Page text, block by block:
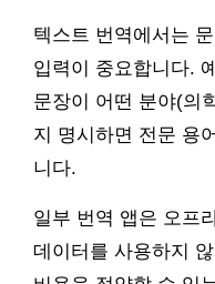
텍스트 번역에서는
입력이 중요합니다.
문장이 어떤 분야(의
지 명시하면 전문 용
니다.
일부 번역 앱은 오프
데이터를 사용하지